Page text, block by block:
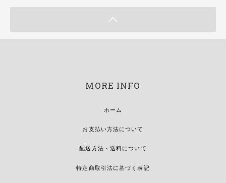
MORE INFO
ホーム
お支払い方法について
配送方法・送料について
特定商取引法に基づく表記